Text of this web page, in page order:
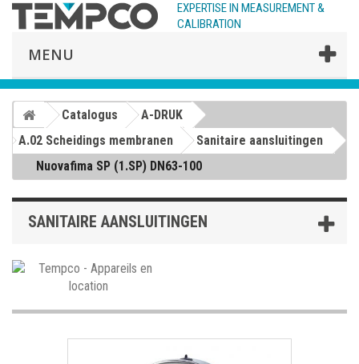
EXPERTISE IN MEASUREMENT &
CALIBRATION
MENU
Catalogus
A-DRUK
A.02 Scheidings membranen
Sanitaire aansluitingen
Nuovafima SP (1.SP) DN63-100
SANITAIRE AANSLUITINGEN